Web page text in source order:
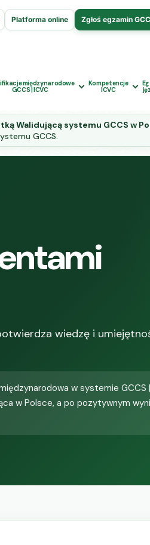
Platforma online Zgłoś egzamin
międzynarodowe
GCCS | ICVC
Kompetencje
ICVC
Walidującą systemu GCCS w
GCCS.
wiedzę i
w systemie GCCS
w Polsce, a po pozytywnym